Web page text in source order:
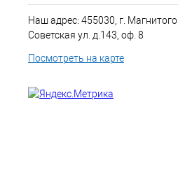
Наш адрес: 455030, г.
Советская ул. д.143, оф. 8
Посмотреть на карте